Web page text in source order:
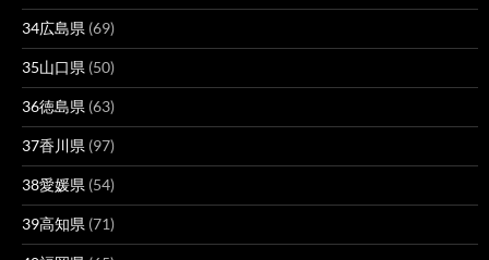
34広島県 (69)
35山口県 (50)
36徳島県 (63)
37香川県 (97)
38愛媛県 (54)
39高知県 (71)